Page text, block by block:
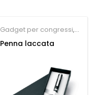
Gadget per congressi,
Penne Personalizzate
Penna laccata